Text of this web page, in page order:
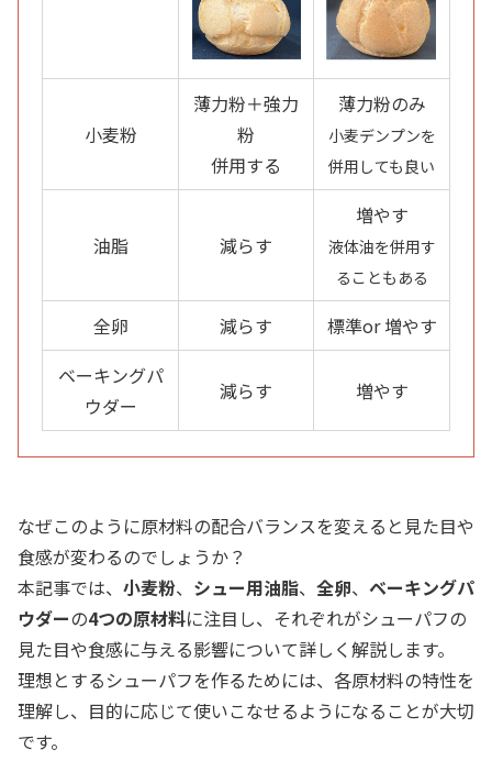
小麦粉
薄力粉＋強力
粉
併用する
薄力粉のみ
小麦デンプンを
併用しても良い
油脂 減らす
増やす
液体油を併用す
ることもある
全卵 減らす
標準or 増やす
ベーキングパ
ウダー
減らす 増やす
なぜこのように原材料の配合バランスを変えると見た目や
食感が変わるのでしょうか？
本記事では、 小麦粉、 シュー用油脂、 全卵、 ベーキングパ
ウダーの4つの原材料に注目し、それぞれがシューパフの
見た目や食感に与える影響について詳しく解説します。
理想とするシューパフを作るためには、各原材料の特性を
理解し、目的に応じて使いこなせるようになることが大切
です。